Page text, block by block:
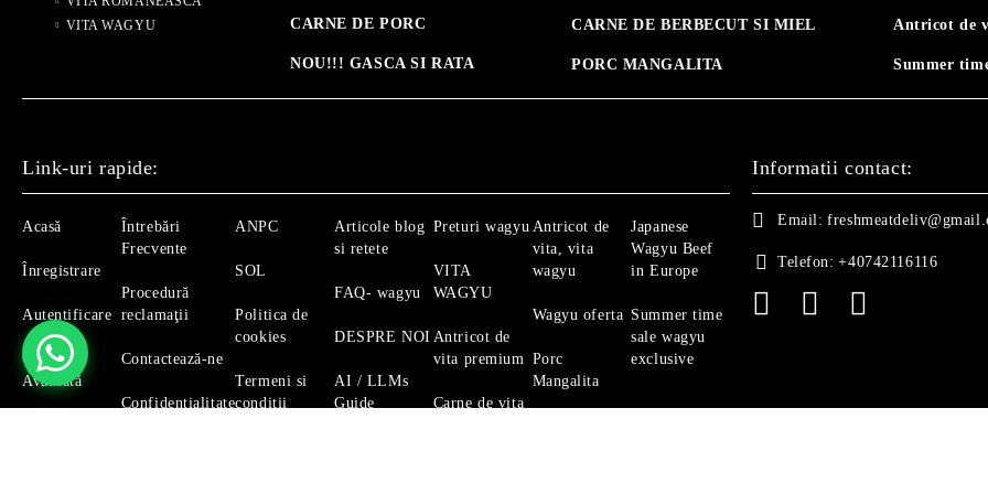
VITA WAGYU
CARNE DE PORC
NOU!!! GASCA SI RATA
CARNE DE BERBECUT SI MIEL
PORC MANGALITA
Antricot de
Summer
Link-uri rapide:
Acasă
Înregistrare
Autentificare
Căutare
Avansată
Întrebări
Frecvente
Procedură
reclamaţii
Contactează-ne
Confidențialitate
ANPC
SOL
Politica de
cookies
Termeni si
conditii
Articole blog
si retete
FAQ- wagyu
DESPRE NOI
AI / LLMs
Guide
Preturi wagyu
VITA
WAGYU
Antricot de
vita premium
Carne de vita
Antricot de
vita, vita
wagyu
Wagyu oferta
Porc
Mangalita
Japanese
Wagyu Beef
in Europe
Summer time
sale wagyu
exclusive
Informatii contact:
Email:
Telefon: +40742116116